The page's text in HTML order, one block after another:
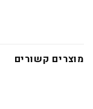
מוצרים קשורים